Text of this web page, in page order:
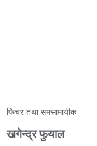
फिचर तथा समसामायीक
खगेन्द्र फुयाल